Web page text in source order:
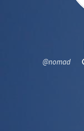
@nomad